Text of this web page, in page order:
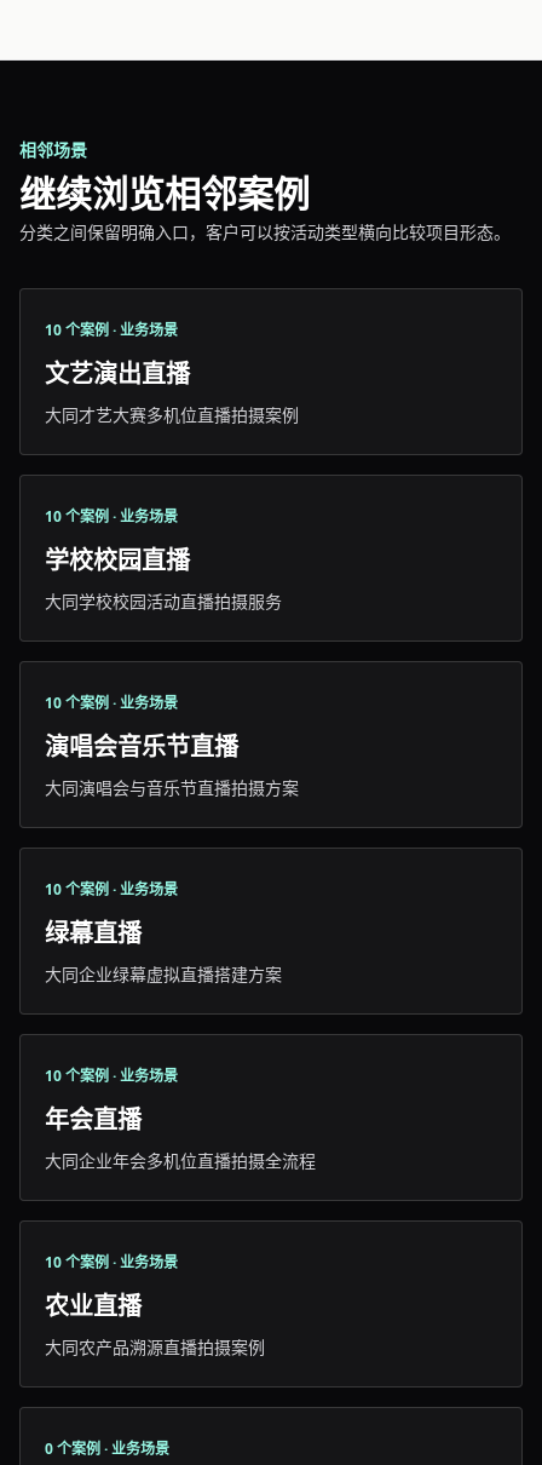
相邻场景
继续浏览相邻案例
分类之间保留明确入口，客户可以按活动类型横向比较项目形态。
10 个案例 · 业务场景
文艺演出直播
大同才艺大赛多机位直播拍摄案例
10 个案例 · 业务场景
学校校园直播
大同学校校园活动直播拍摄服务
10 个案例 · 业务场景
演唱会音乐节直播
大同演唱会与音乐节直播拍摄方案
10 个案例 · 业务场景
绿幕直播
大同企业绿幕虚拟直播搭建方案
10 个案例 · 业务场景
年会直播
大同企业年会多机位直播拍摄全流程
10 个案例 · 业务场景
农业直播
大同农产品溯源直播拍摄案例
0 个案例 · 业务场景